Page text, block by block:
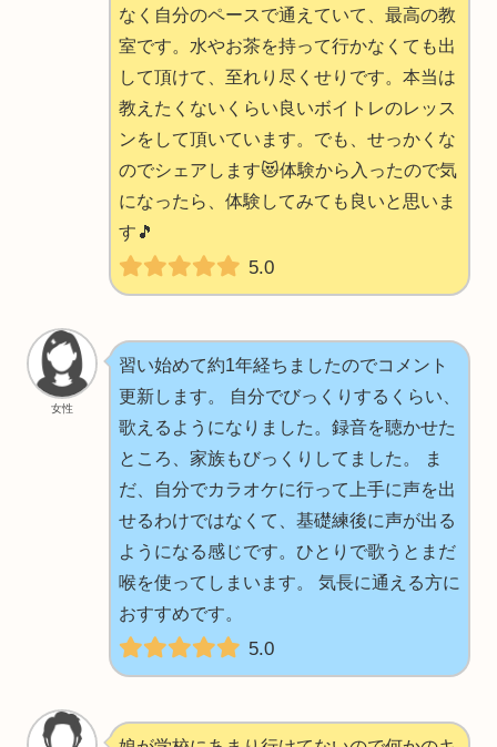
なく自分のペースで通えていて、最高の教
室です。水やお茶を持って行かなくても出
して頂けて、至れり尽くせりです。本当は
教えたくないくらい良いボイトレのレッス
ンをして頂いています。でも、せっかくな
のでシェアします😻体験から入ったので気
になったら、体験してみても良いと思いま
す🎵
5.0
女性
習い始めて約1年経ちましたのでコメント
更新します。 自分でびっくりするくらい、
歌えるようになりました。録音を聴かせた
ところ、家族もびっくりしてました。 ま
だ、自分でカラオケに行って上手に声を出
せるわけではなくて、基礎練後に声が出る
ようになる感じです。ひとりで歌うとまだ
喉を使ってしまいます。 気長に通える方に
おすすめです。
5.0